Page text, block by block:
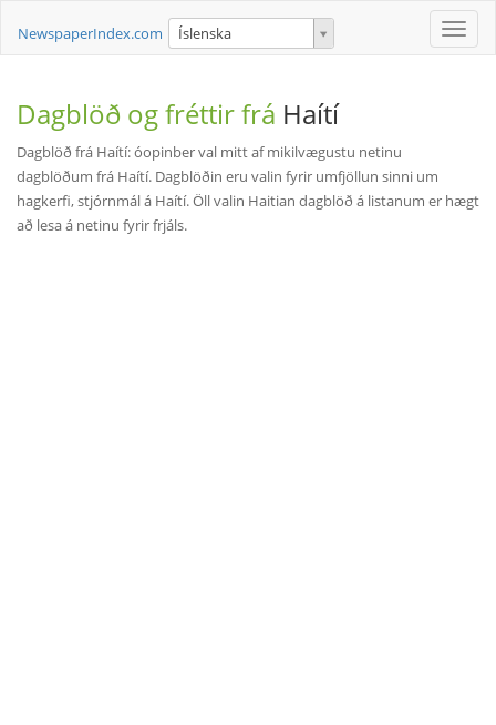
Toggle
NewspaperIndex.com Íslenska
Dagblöð og fréttir frá Haítí
Dagblöð frá Haítí: óopinber val mitt af mikilvægustu netinu
dagblöðum frá Haítí. Dagblöðin eru valin fyrir umfjöllun sinni um
hagkerfi, stjórnmál á Haítí. Öll valin Haitian dagblöð á listanum er hægt
að lesa á netinu fyrir frjáls.